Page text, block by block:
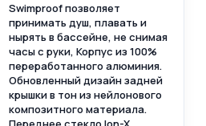
Swimproof позволяет
принимать душ, плавать и
нырять в бассейне, не снимая
часы с руки, Корпус из 100%
переработанного алюминия.
Обновленный дизайн задней
крышки в тон из нейлонового
композитного материала.